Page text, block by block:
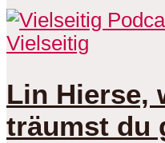
Vielseitig
Lin Hierse,
träumst du